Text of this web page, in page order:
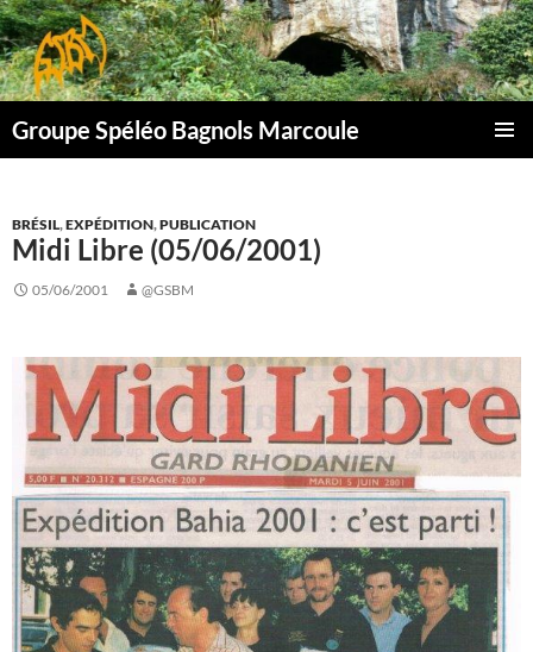
Aller
au
contenu
Groupe Spéléo Bagnols Marcoule
BRÉSIL,EXPÉDITION,PUBLICATION
Midi Libre (05/06/2001)
05/06/2001 @GSBM